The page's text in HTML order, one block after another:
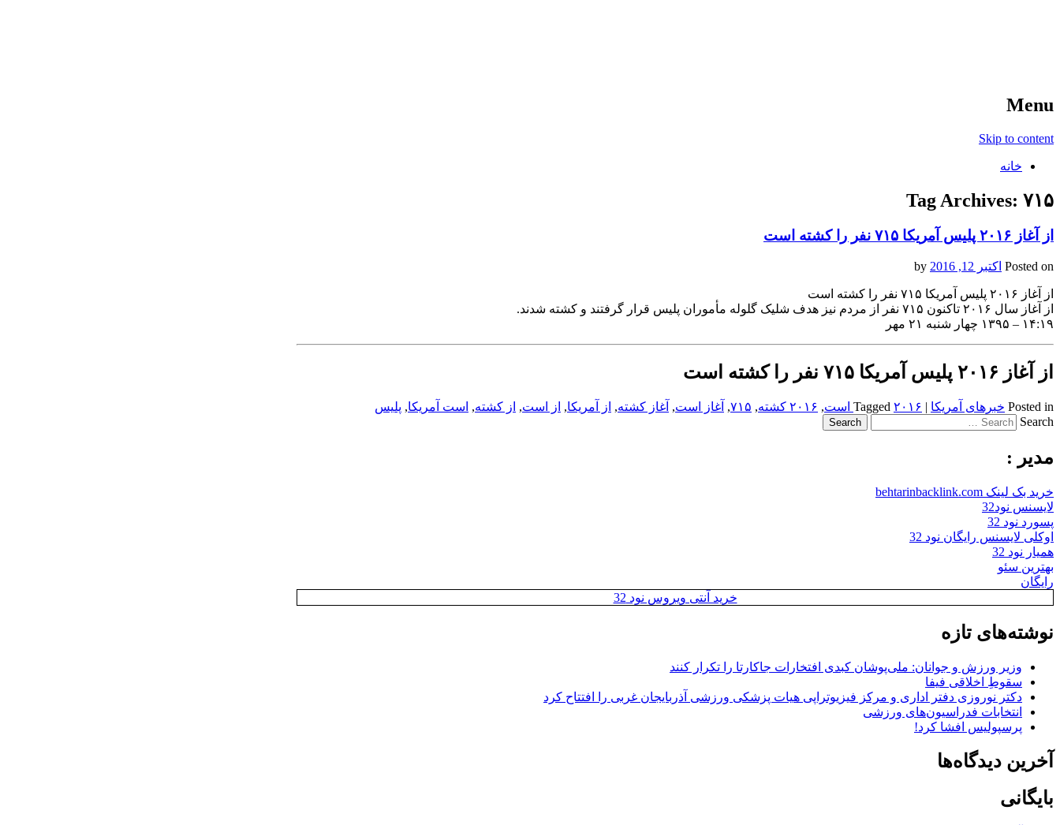
Menu
Skip to content
خانه
Tag Archives: ۷۱۵
از آغاز ۲۰۱۶ پلیس آمریکا ۷۱۵ نفر را کشته است
Posted on اکتبر 12, 2016
از آغاز ۲۰۱۶ پلیس آمریکا ۷۱۵ نفر را کشته است
از آغاز سال ۲۰۱۶ تاکنون ۷۱۵ نفر از مردم نیز هدف شلیک گلوله مأموران پلیس قرار گرفتند و کشته شدند.
۱۴:۱۹ – ۱۳۹۵ چهار شنبه ۲۱ مهر
از آغاز ۲۰۱۶ پلیس آمریکا ۷۱۵ نفر را کشته است
Posted in خبرهای آمریکا |
Tagged ۲۰۱۶ است , ۲۰۱۶ کشته , ۷۱۵, آغاز است, آغاز کشته, از آمریکا, از است, از کشته, است آمریکا, پلیس
Search
مدیر :
خرید بک لینک behtarinbacklink.com
لایسنس نود32
پسورد نود 32
اوکلی لایسنس رایگان نود 32
همیار نود 32
بهترین سئو
رایگان
خرید آنتی ویروس نود 32
نوشته‌های تازه
وزیر ورزش و جوانان: ملی‌پوشان کبدی افتخارات جاکارتا را تکرار کنند
سقوطِ اخلاقی فیفا
دکتر نوروزی دفتر اداری و مرکز فیزیوتراپی هیات پزشکی ورزشی آذربایجان غربی را افتتاح کرد
انتخابات فدراسیون‌های ورزشی
پرسپولیس افشا کرد!
آخرین دیدگاه‌ها
بایگانی